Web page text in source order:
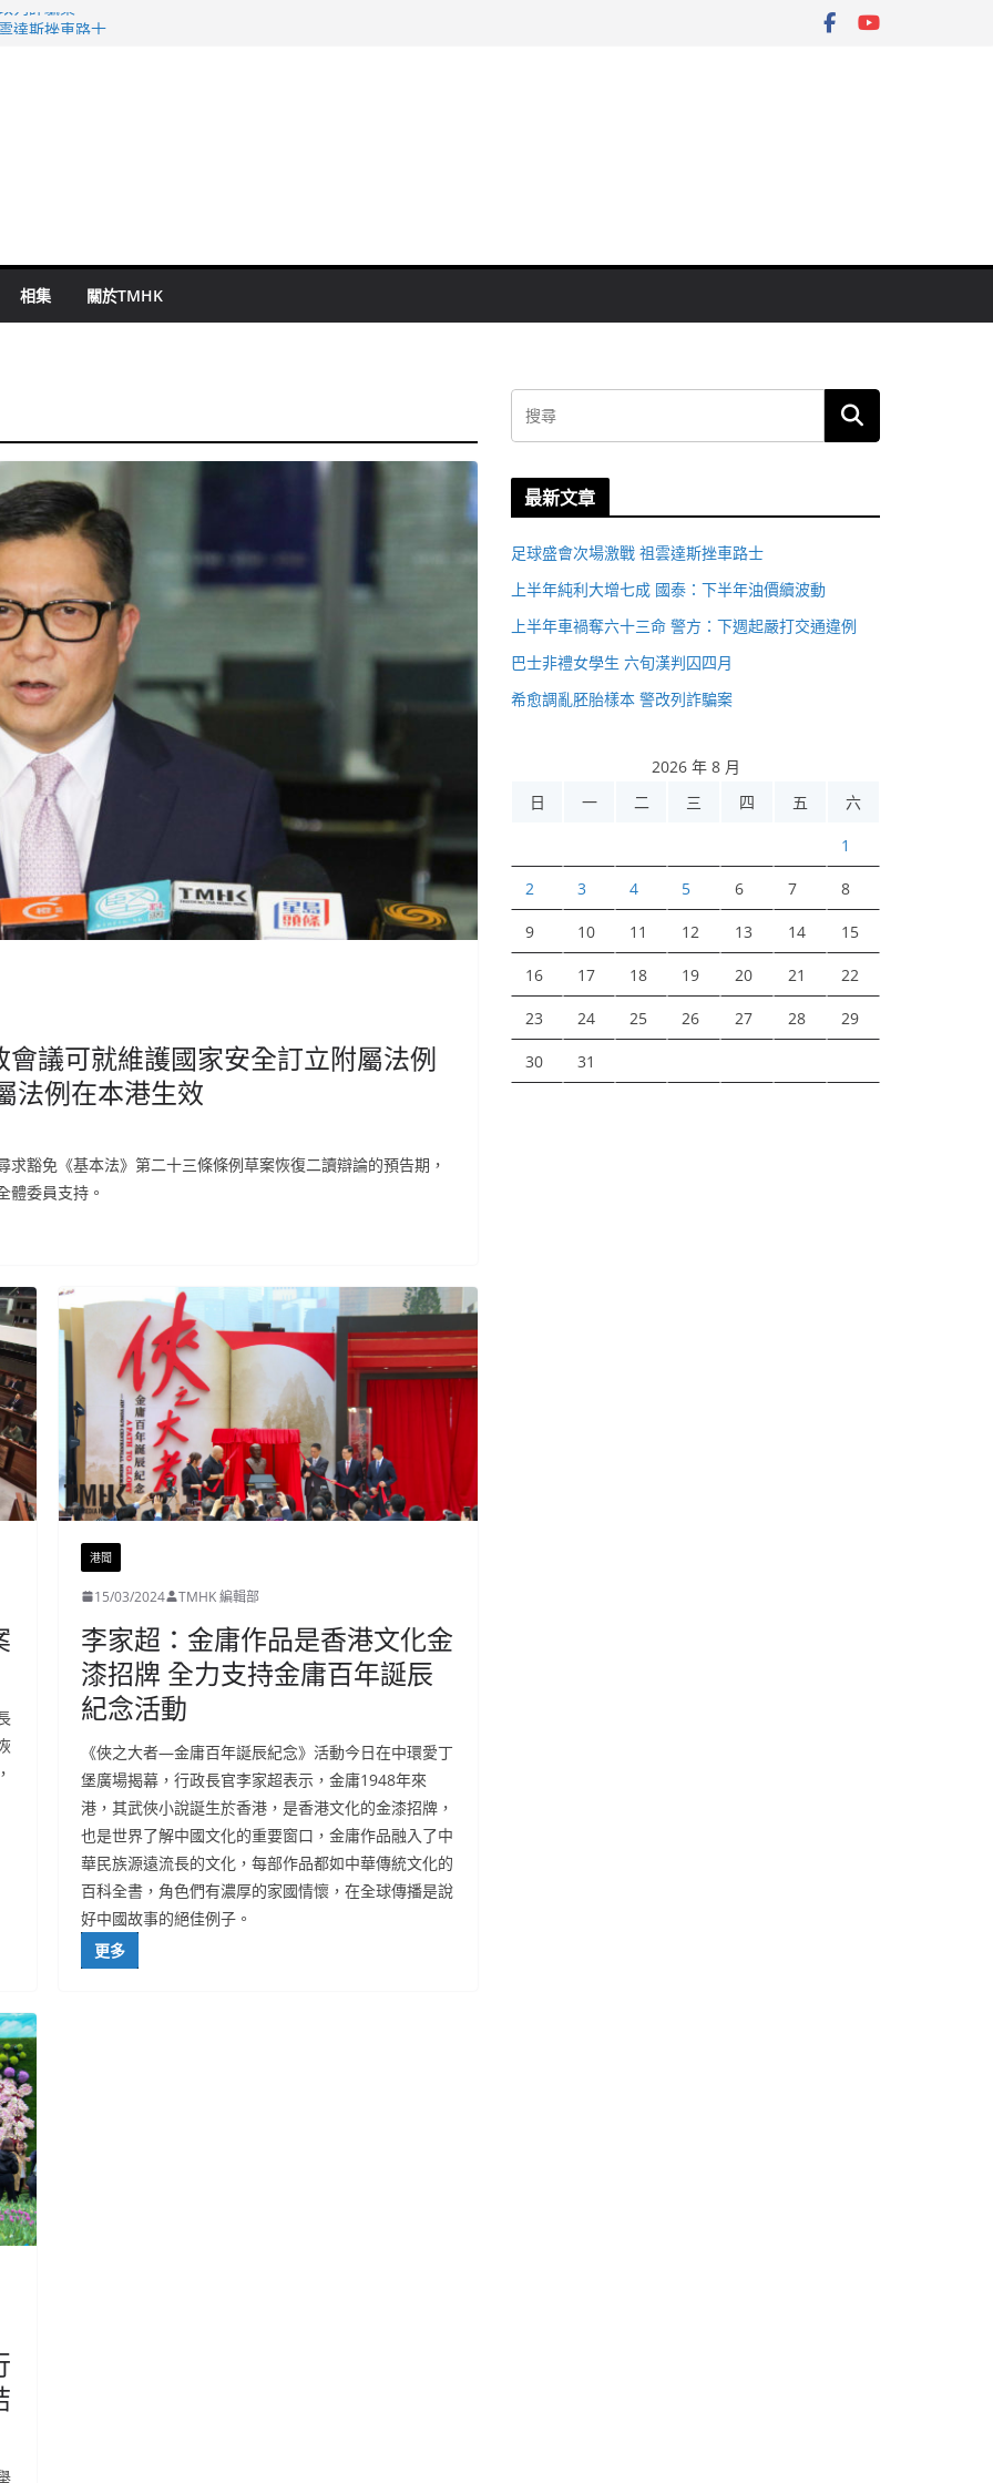
列詐騙案
相集 關於TMHK
議可就維護國家安全訂立附屬法例
法例在本港生效
豁免《基本法》第二十三條條例草案恢復二讀辯論的預告期，
體委員支持。
港聞
15/03/2024 TMHK 編輯部
李家超：金庸作品是香港文化金
漆招牌 全力支持金庸百年誕辰
紀念活動
《俠之大者—金庸百年誕辰紀念》活動今日在中環愛丁
堡廣場揭幕，行政長官李家超表示，金庸1948年來
港，其武俠小說誕生於香港，是香港文化的金漆招牌，
也是世界了解中國文化的重要窗口，金庸作品融入了中
華民族源遠流長的文化，每部作品都如中華傳統文化的
百科全書，角色們有濃厚的家國情懷，在全球傳播是說
好中國故事的絕佳例子。
更多
最新文章
足球盛會次場激戰 祖雲達斯挫車路士
上半年純利大增七成 國泰：下半年油價續波動
上半年車禍奪六十三命 警方：下週起嚴打交通違例
巴士非禮女學生 六旬漢判囚四月
希愈調亂胚胎樣本 警改列詐騙案
2026 年 8 月
日
一 二 三 四 五 六
1
2 3 4 5 6 7 8
9 10 11 12 13 14 15
16 17 18 19 20 21 22
23 24 25 26 27 28 29
30 31